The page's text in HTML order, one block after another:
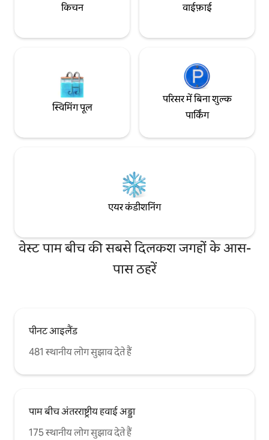
किचन वाईफ़ाई
स्विमिंग पूल
परिसर में बिना शुल्क
पार्किंग
एयर कंडीशनिंग
वेस्ट पाम बीच की सबसे दिलकश जगहों के आस-
पास ठहरें
पीनट आइलैंड
481 स्थानीय लोग सुझाव देते हैं
पाम बीच अंतरराष्ट्रीय हवाई अड्डा
175 स्थानीय लोग सुझाव देते हैं